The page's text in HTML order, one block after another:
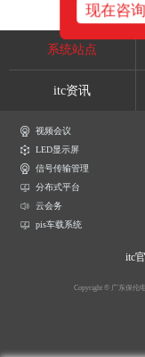
系统站点
itc资讯
视频会议
LED显示屏
信号传输管理
分布式平台
云会务
pis车载系统
itc
Copyright © 广东保伦
现在咨询